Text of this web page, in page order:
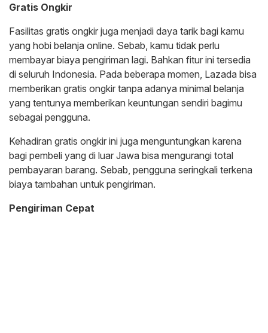
Gratis Ongkir
Fasilitas gratis ongkir juga menjadi daya tarik bagi kamu
yang hobi belanja online. Sebab, kamu tidak perlu
membayar biaya pengiriman lagi. Bahkan fitur ini tersedia
di seluruh Indonesia. Pada beberapa momen, Lazada bisa
memberikan gratis ongkir tanpa adanya minimal belanja
yang tentunya memberikan keuntungan sendiri bagimu
sebagai pengguna.
Kehadiran gratis ongkir ini juga menguntungkan karena
bagi pembeli yang di luar Jawa bisa mengurangi total
pembayaran barang. Sebab, pengguna seringkali terkena
biaya tambahan untuk pengiriman.
Pengiriman Cepat